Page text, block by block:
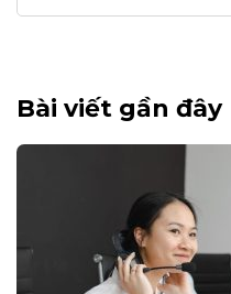
for:
Bài viết gần đây